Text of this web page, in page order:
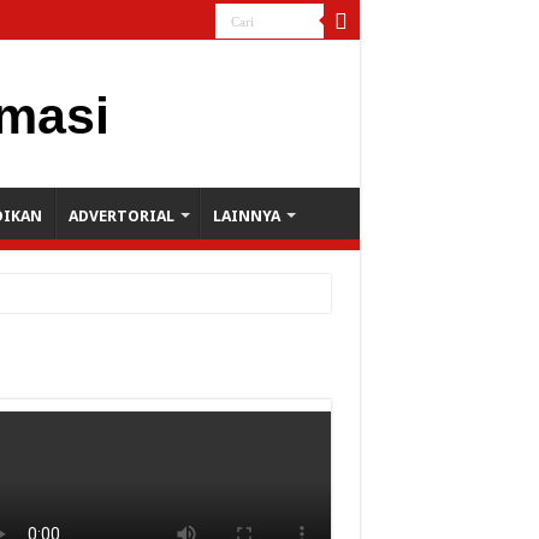
ADVERTORIAL LAINNYA